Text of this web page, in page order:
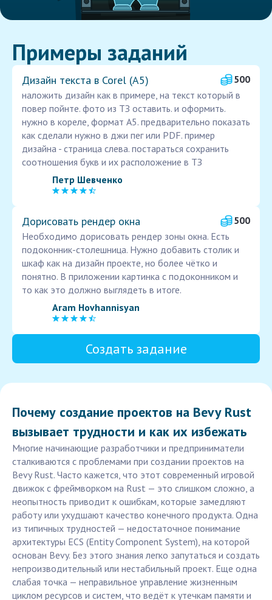
Примеры заданий
Дизайн текста в Corel (А5)
500
наложить дизайн как в примере, на текст который в
повер пойнте. фото из ТЗ оставить. и оформить.
нужно в кореле, формат А5. предварительно показать
как сделали нужно в джи пег или PDF. пример
дизайна - страница слева. постараться сохранить
соотношения букв и их расположение в ТЗ
Петр Шевченко
Дорисовать рендер окна
500
Необходимо дорисовать рендер зоны окна. Есть
подоконник-столешница. Нужно добавить столик и
шкаф как на дизайн проекте, но более чётко и
понятно. В приложении картинка с подоконником и
то как это должно выглядеть в итоге.
Aram Hovhannisyan
Создать задание
Почему создание проектов на Bevy Rust
вызывает трудности и как их избежать
Многие начинающие разработчики и предприниматели
сталкиваются с проблемами при создании проектов на
Bevy Rust. Часто кажется, что этот современный игровой
движок с фреймворком на Rust — это слишком сложно, а
неопытность приводит к ошибкам, которые замедляют
работу или ухудшают качество конечного продукта. Одна
из типичных трудностей — недостаточное понимание
архитектуры ECS (Entity Component System), на которой
основан Bevy. Без этого знания легко запутаться и создать
непроизводительный или нестабильный проект. Еще одна
слабая точка — неправильное управление жизненным
циклом ресурсов и систем, что ведёт к утечкам памяти и